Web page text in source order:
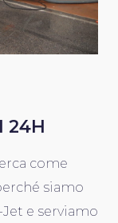
24H
come
siamo
e serviamo